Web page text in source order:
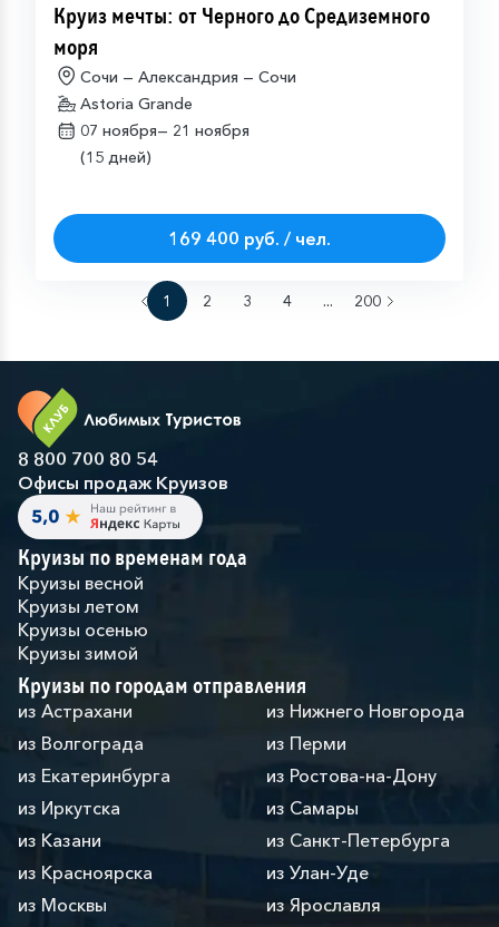
Круиз мечты: от Черного до Средиземного
моря
Сочи — Александрия — Сочи
Astoria Grande
07 ноября— 21 ноября
(15 дней)
169 400 руб. / чел.
1 2 3 4 ... 200
8 800 700 80 54
Офисы продаж Круизов
Круизы по временам года
Круизы весной
Круизы летом
Круизы осенью
Круизы зимой
Круизы по городам отправления
из Астрахани
из Волгограда
из Екатеринбурга
из Иркутска
из Казани
из Красноярска
из Москвы
из Нижнего Новгорода
из Перми
из Ростова-на-Дону
из Самары
из Санкт-Петербурга
из Улан-Уде
из Ярославля